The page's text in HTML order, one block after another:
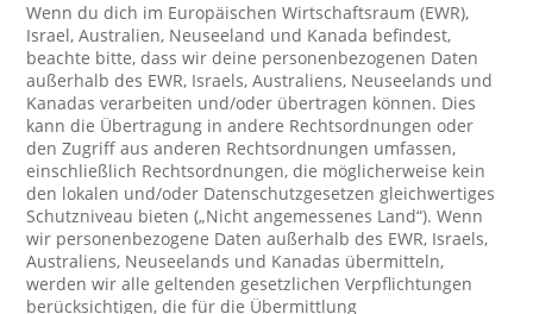
Wenn du dich im Europäischen Wirtschaftsraum (EWR),
Israel, Australien, Neuseeland und Kanada befindest,
beachte bitte, dass wir deine personenbezogenen Daten
außerhalb des EWR, Israels, Australiens, Neuseelands und
Kanadas verarbeiten und/oder übertragen können. Dies
kann die Übertragung in andere Rechtsordnungen oder
den Zugriff aus anderen Rechtsordnungen umfassen,
einschließlich Rechtsordnungen, die möglicherweise kein
den lokalen und/oder Datenschutzgesetzen gleichwertiges
Schutzniveau bieten („Nicht angemessenes Land“). Wenn
wir personenbezogene Daten außerhalb des EWR, Israels,
Australiens, Neuseelands und Kanadas übermitteln,
werden wir alle geltenden gesetzlichen Verpflichtungen
berücksichtigen, die für die Übermittlung